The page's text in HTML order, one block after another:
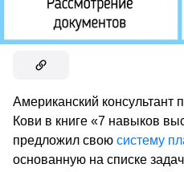
Американский консультант
Кови в книге «7 навыков
предложил свою систему
основанную на списке